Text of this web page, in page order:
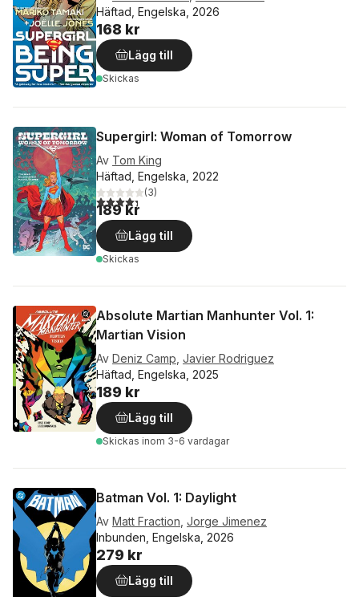
Häftad, Engelska, 2026
168 kr
Lägg till
Skickas
Supergirl: Woman of Tomorrow
Av Tom King
Häftad, Engelska, 2022
4,3utav 5 stjärnor. Totalt antal röster:
(3)
189 kr
Lägg till
Skickas
Absolute Martian Manhunter Vol. 1:
Martian Vision
Av Deniz Camp Javier Rodriguez
Häftad, Engelska, 2025
189 kr
Lägg till
Skickas inom 3-6 vardagar
Batman Vol. 1: Daylight
Av Matt Fraction Jorge Jimenez
Inbunden, Engelska, 2026
279 kr
Lägg till